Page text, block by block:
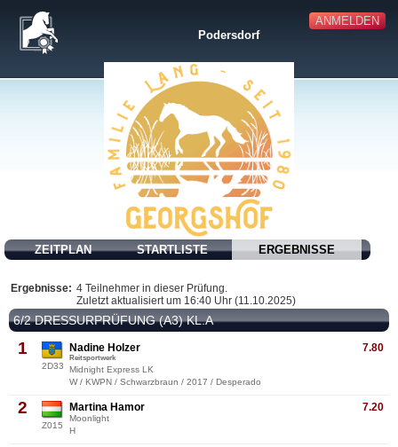
ANMELDEN
Podersdorf
ZEITPLAN STARTLISTE ERGEBNISSE
Ergebnisse: 4 Teilnehmer in dieser Prüfung.
Zuletzt aktualisiert um 16:40 Uhr (11.10.2025)
6/2 DRESSURPRÜFUNG (A3) KL.A
1
2D33
7.80
Nadine Holzer
Reitsportwerk
Midnight Express LK
W / KWPN / Schwarzbraun / 2017 / Desperado
2
Z015
7.20
Martina Hamor
Moonlight
H